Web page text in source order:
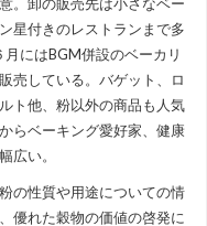
。卸の販売先は小さなベー
星付きのレストランまで多
にはBGM併設のベーカリ
売している。バゲット、ロ
ト他、粉以外の商品も人気
らベーキング愛好家、健康
広い。
の性質や用途についての情
優れた穀物の価値の啓発に